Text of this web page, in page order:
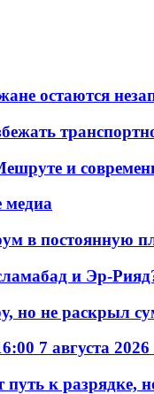
остаются
и
медиа
в постоянную
и Эр-
но не раскрыл
7 августа 2026
к разрядке,